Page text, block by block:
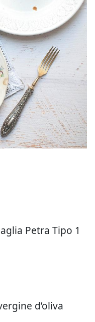
Petra Tipo 1
d’oliva